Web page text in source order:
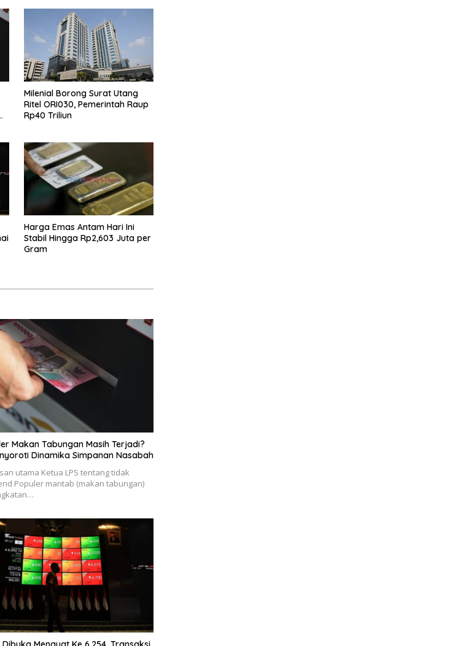
Milenial Borong Surat Utang
Ritel ORI030, Pemerintah Raup
Rp40 Triliun
Harga Emas Antam Hari Ini
Stabil Hingga Rp2,603 Juta per
Gram
Makan Tabungan Masih Terjadi?
Dinamika Simpanan Nasabah
utama Ketua LPS tentang tidak
Populer mantab (makan tabungan)